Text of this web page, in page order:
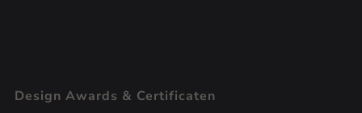
Design Awards & Certificaten